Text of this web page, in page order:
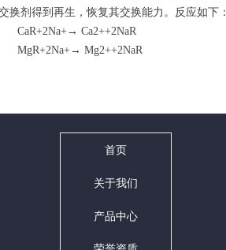
换剂得到再生，恢复其交换能力。反应如下：
Ca2++2NaR
Mg2++2NaR
首页
关于我们
产品中心